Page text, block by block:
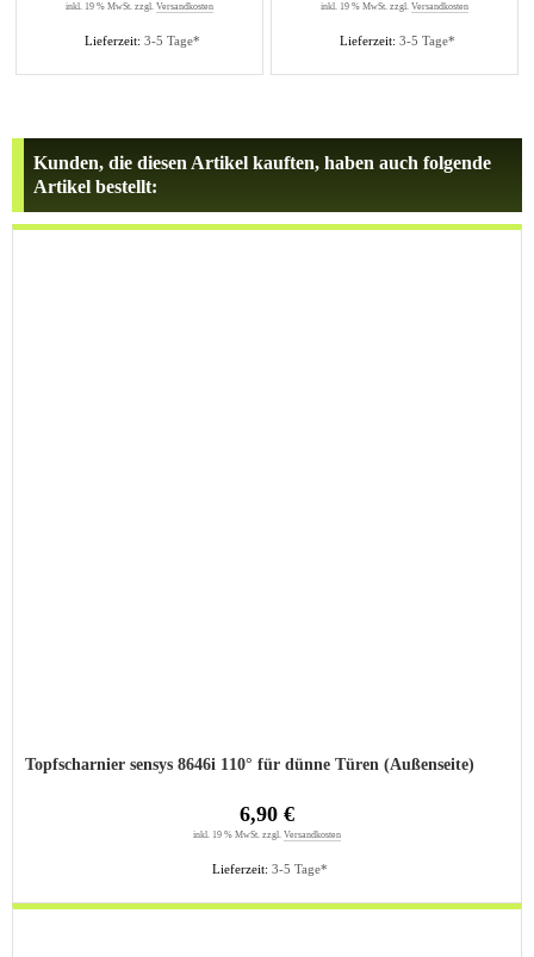
Lieferzeit: 3-5 Tage*
inkl. 19 % MwSt. zzgl. Versandkosten
Lieferzeit: 3-5 Tage*
inkl. 19 % MwSt. zzgl. Versandkosten
Kunden, die diesen Artikel kauften, haben auch folgende
Artikel bestellt:
Topfscharnier sensys 8646i 110° für dünne Türen (Außenseite)
Lieferzeit: 3-5 Tage*
6,90 €
inkl. 19 % MwSt. zzgl. Versandkosten